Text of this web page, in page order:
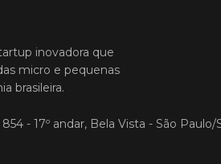
inovadora que
micro e pequenas
brasileira.
- 17º andar, Bela Vista - São Paulo/